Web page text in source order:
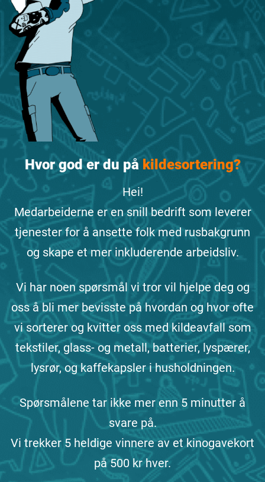
Hvor god er du på kildesortering?
Hei!
Medarbeiderne er en snill bedrift som leverer
tjenester for å ansette folk med rusbakgrunn
og skape et mer inkluderende arbeidsliv.
Vi har noen spørsmål vi tror vil hjelpe deg og
oss å bli mer bevisste på hvordan og hvor ofte
vi sorterer og kvitter oss med kildeavfall som
tekstiler, glass- og metall, batterier, lyspærer,
lysrør, og kaffekapsler i husholdningen.
Spørsmålene tar ikke mer enn 5 minutter å
svare på.
Vi trekker 5 heldige vinnere av et kinogavekort
på 500 kr hver.